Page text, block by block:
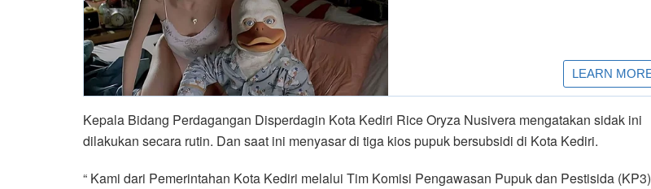
Kepala Bidang Perdagangan Disperdagin Kota Kediri Rice Oryza Nusivera mengatakan sidak ini
dilakukan secara rutin. Dan saat ini menyasar di tiga kios pupuk bersubsidi di Kota Kediri.
“ Kami dari Pemerintahan Kota Kediri melalui Tim Komisi Pengawasan Pupuk dan Pestisida (KP3)